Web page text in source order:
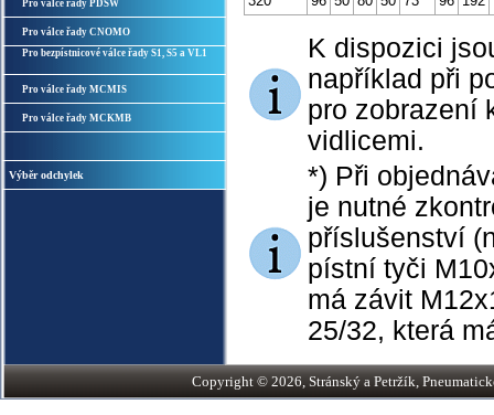
Pro válce řady PDSW
Pro válce řady CNOMO
Pro bezpístnicové válce řady S1, S5 a VL1
Pro válce řady MCMIS
Pro válce řady MCKMB
Výběr odchylek
K dispozici
například při
pro zobrazení
vidlicemi.
*) Při
je nutné
příslušenství
pístní tyči
má závit
25/32, která
Copyright © 2026, Stránský a Petržík,